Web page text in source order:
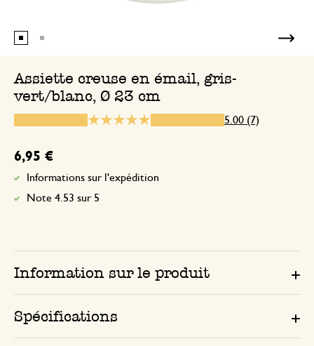
Assiette creuse en émail, gris-
vert/blanc, Ø 23 cm
5.00 (7)
6,95 €
Informations sur l'expédition
Note 4.53 sur 5
Information sur le produit
Spécifications
Assiettes pour utiliser dans
11 août 2025
3 août 2026
Parfait. Conforme à la commande